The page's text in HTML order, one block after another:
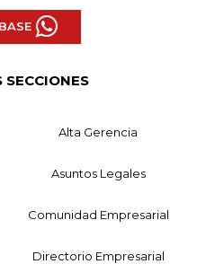
SECCIONES
Alta Gerencia
Asuntos Legales
Comunidad Empresarial
Directorio Empresarial